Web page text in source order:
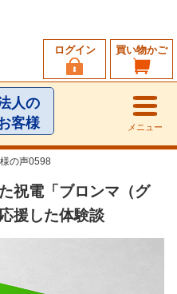
買い物かご
ログイン
人の
客様
メニュー
の声0598
祝電「ブロンマ（グ
援した体験談